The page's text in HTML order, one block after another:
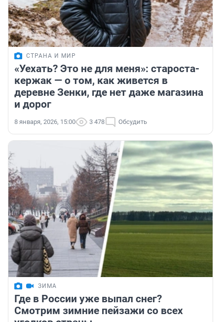
СТРАНА И МИР
«Уехать? Это не для меня»: староста-
кержак — о том, как живется в
деревне Зенки, где нет даже магазина
и дорог
8 января, 2026, 15:00 3 478 Обсудить
ЗИМА
Где в России уже выпал снег?
Смотрим зимние пейзажи со всех